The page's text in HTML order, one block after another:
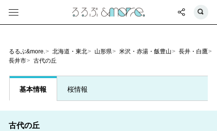
るるぶ&more. 北海道・東北 山形県 米沢・赤湯・飯豊山
長井・白鷹
長井市
古代の丘
基本情報 桜情報
古代の丘